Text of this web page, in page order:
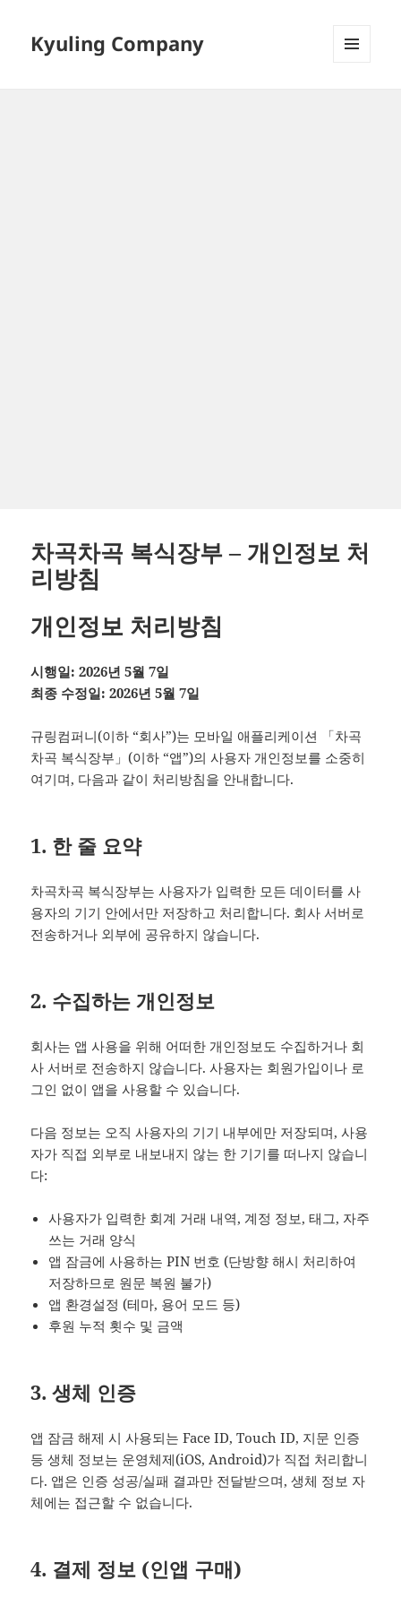
Kyuling Company
차곡차곡 복식장부 – 개인정보 처
리방침
개인정보 처리방침
시행일: 2026년 5월 7일
최종 수정일: 2026년 5월 7일
규링컴퍼니(이하 “회사”)는 모바일 애플리케이션 「차곡
차곡 복식장부」(이하 “앱”)의 사용자 개인정보를 소중히
여기며, 다음과 같이 처리방침을 안내합니다.
1. 한 줄 요약
차곡차곡 복식장부는 사용자가 입력한 모든 데이터를 사
용자의 기기 안에서만 저장하고 처리합니다. 회사 서버로
전송하거나 외부에 공유하지 않습니다.
2. 수집하는 개인정보
회사는 앱 사용을 위해 어떠한 개인정보도 수집하거나 회
사 서버로 전송하지 않습니다. 사용자는 회원가입이나 로
그인 없이 앱을 사용할 수 있습니다.
다음 정보는 오직 사용자의 기기 내부에만 저장되며, 사용
자가 직접 외부로 내보내지 않는 한 기기를 떠나지 않습니
다:
사용자가 입력한 회계 거래 내역, 계정 정보, 태그, 자주
쓰는 거래 양식
앱 잠금에 사용하는 PIN 번호 (단방향 해시 처리하여
저장하므로 원문 복원 불가)
앱 환경설정 (테마, 용어 모드 등)
후원 누적 횟수 및 금액
3. 생체 인증
앱 잠금 해제 시 사용되는 Face ID, Touch ID, 지문 인증
등 생체 정보는 운영체제(iOS, Android)가 직접 처리합니
다. 앱은 인증 성공/실패 결과만 전달받으며, 생체 정보 자
체에는 접근할 수 없습니다.
4. 결제 정보 (인앱 구매)